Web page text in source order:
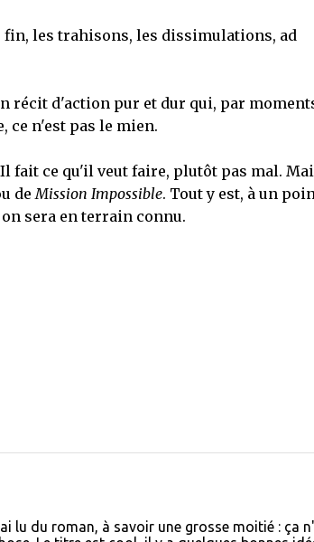
les trahisons, les dissimulations, ad
récit d'action pur et dur qui, par
ce n'est pas le mien.
fait ce qu'il veut faire, plutôt pas mal.
deMission Impossible. Tout y est, à un
sera en terrain connu.
lu du roman, à savoir une grosse moitié : ça